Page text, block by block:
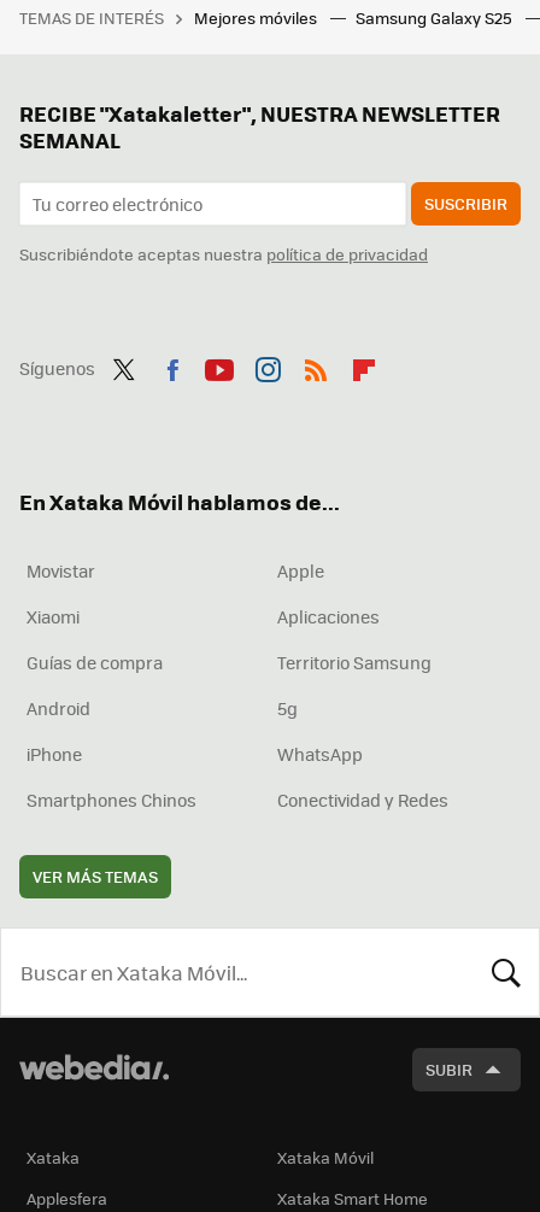
TEMAS DE INTERÉS Mejores móviles Samsung Galaxy S25
RECIBE "Xatakaletter", NUESTRA NEWSLETTER
SEMANAL
SUSCRIBIR
Suscribiéndote aceptas nuestra política de privacidad
Síguenos
En Xataka Móvil hablamos de...
Movistar
Apple
Xiaomi
Aplicaciones
Guías de compra
Territorio Samsung
Android
5g
iPhone
WhatsApp
Smartphones Chinos
Conectividad y Redes
VER MÁS TEMAS
SUBIR
Xataka
Xataka Móvil
Applesfera
Xataka Smart Home